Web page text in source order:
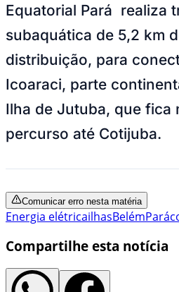
Equatorial Pará realiza
subaquática de 5,2 km
distribuição, para
Icoaraci, parte
Ilha de Jutuba, que fica
percurso até Cotijuba.
Comunicar erro nesta matéria
Energia elétricailhasBelémPará
Compartilhe esta notícia